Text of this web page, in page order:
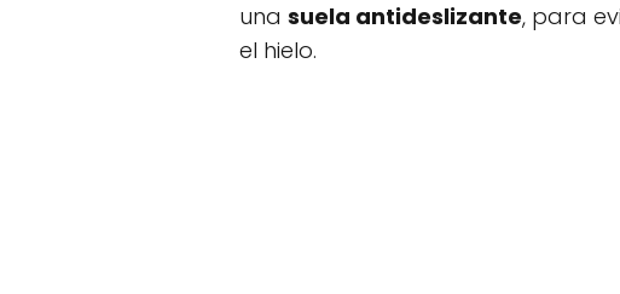
una suela antideslizante, para
el hielo.